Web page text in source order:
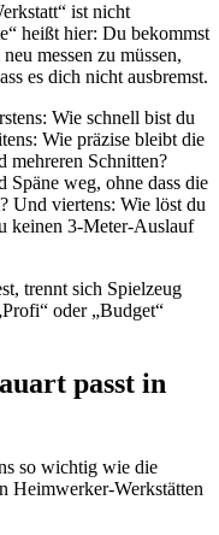
ist nicht
heißt hier: Du bekommst
messen zu müssen,
es dich nicht ausbremst.
Wie schnell bist du
Wie präzise bleibt die
mehreren Schnitten?
Späne weg, ohne dass die
Und viertens: Wie löst du
keinen 3-Meter-Auslauf
trennt sich Spielzeug
oder „Budget“
passt in
so wichtig wie die
Heimwerker-Werkstätten